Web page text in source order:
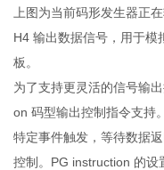
上图为当前码形发生器正
H4 输出数据信号，用于模
板。
为了支持更灵活的信号输
on 码型输出控制指令支持
特定事件触发，等待数据
控制。PG instruction 的设